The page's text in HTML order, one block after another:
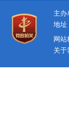
主办
地址
网站
关于